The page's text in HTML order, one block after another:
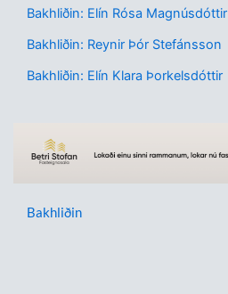
Bakhliðin: Elín Rósa Magnúsdóttir
Bakhliðin: Reynir Þór Stefánsson
Bakhliðin: Elín Klara Þorkelsdóttir
Bakhliðin